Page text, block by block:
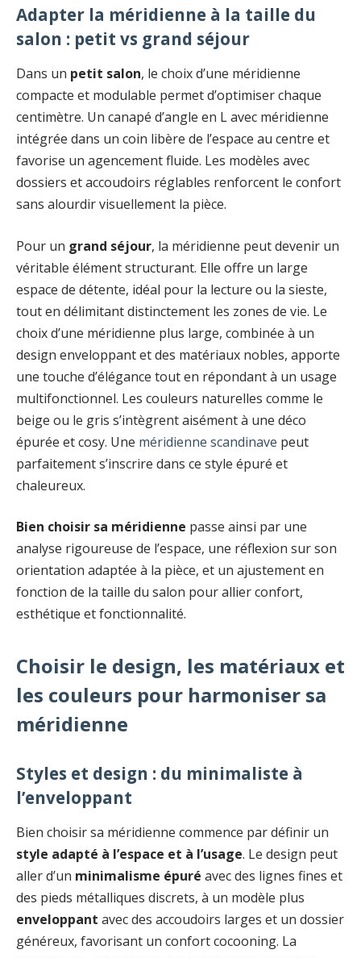
Adapter la méridienne à la taille du
salon : petit vs grand séjour
Dans un petit salon, le choix d’une méridienne
compacte et modulable permet d’optimiser chaque
centimètre. Un canapé d’angle en L avec méridienne
intégrée dans un coin libère de l’espace au centre et
favorise un agencement fluide. Les modèles avec
dossiers et accoudoirs réglables renforcent le confort
sans alourdir visuellement la pièce.
Pour un grand séjour, la méridienne peut devenir un
véritable élément structurant. Elle offre un large
espace de détente, idéal pour la lecture ou la sieste,
tout en délimitant distinctement les zones de vie. Le
choix d’une méridienne plus large, combinée à un
design enveloppant et des matériaux nobles, apporte
une touche d’élégance tout en répondant à un usage
multifonctionnel. Les couleurs naturelles comme le
beige ou le gris s’intègrent aisément à une déco
épurée et cosy. Une méridienne scandinave peut
parfaitement s’inscrire dans ce style épuré et
chaleureux.
Bien choisir sa méridienne passe ainsi par une
analyse rigoureuse de l’espace, une réflexion sur son
orientation adaptée à la pièce, et un ajustement en
fonction de la taille du salon pour allier confort,
esthétique et fonctionnalité.
Choisir le design, les matériaux et
les couleurs pour harmoniser sa
méridienne
Styles et design : du minimaliste à
l’enveloppant
Bien choisir sa méridienne commence par définir un
style adapté à l’espace et à l’usage. Le design peut
aller d’un minimalisme épuré avec des lignes fines et
des pieds métalliques discrets, à un modèle plus
enveloppant avec des accoudoirs larges et un dossier
généreux, favorisant un confort cocooning. La